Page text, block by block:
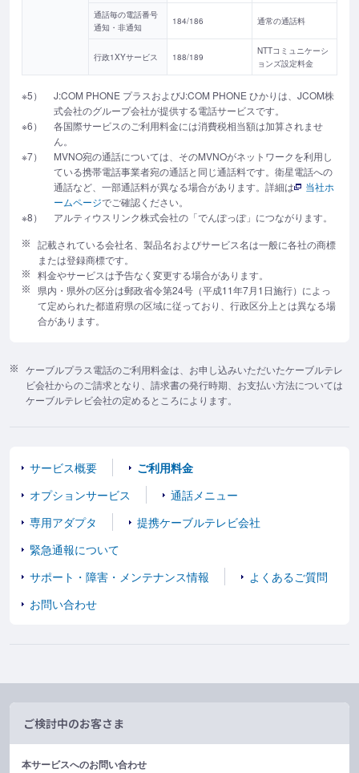
通話毎の電話番号
通知・非通知
184/186 通常の通話料
行政1XYサービス 188/189
NTTコミュニケーシ
ョンズ設定料金
※5）
J:COM PHONE プラスおよびJ:COM PHONE ひかりは、JCOM株
式会社のグループ会社が提供する電話サービスです。
※6）
各国際サービスのご利用料金には消費税相当額は加算されませ
ん。
※7）
MVNO宛の通話については、そのMVNOがネットワークを利用し
ている携帯電話事業者宛の通話と同じ通話料です。衛星電話への
通話など、一部通話料が異なる場合があります。詳細は
当社ホ
ームページでご確認ください。
※8）
アルティウスリンク株式会社の「でんぽっぽ」につながります。
記載されている会社名、製品名およびサービス名は一般に各社の商標
または登録商標です。
料金やサービスは予告なく変更する場合があります。
県内・県外の区分は郵政省令第24号（平成11年7月1日施行）によっ
て定められた都道府県の区域に従っており、行政区分上とは異なる場
合があります。
ケーブルプラス電話のご利用料金は、お申し込みいただいたケーブルテレ
ビ会社からのご請求となり、請求書の発行時期、お支払い方法については
ケーブルテレビ会社の定めるところによります。
サービス概要
ご利用料金
オプションサービス
通話メニュー
専用アダプタ
提携ケーブルテレビ会社
緊急通報について
サポート・障害・メンテナンス情報
よくあるご質問
お問い合わせ
ご検討中のお客さま
本サービスへのお問い合わせ